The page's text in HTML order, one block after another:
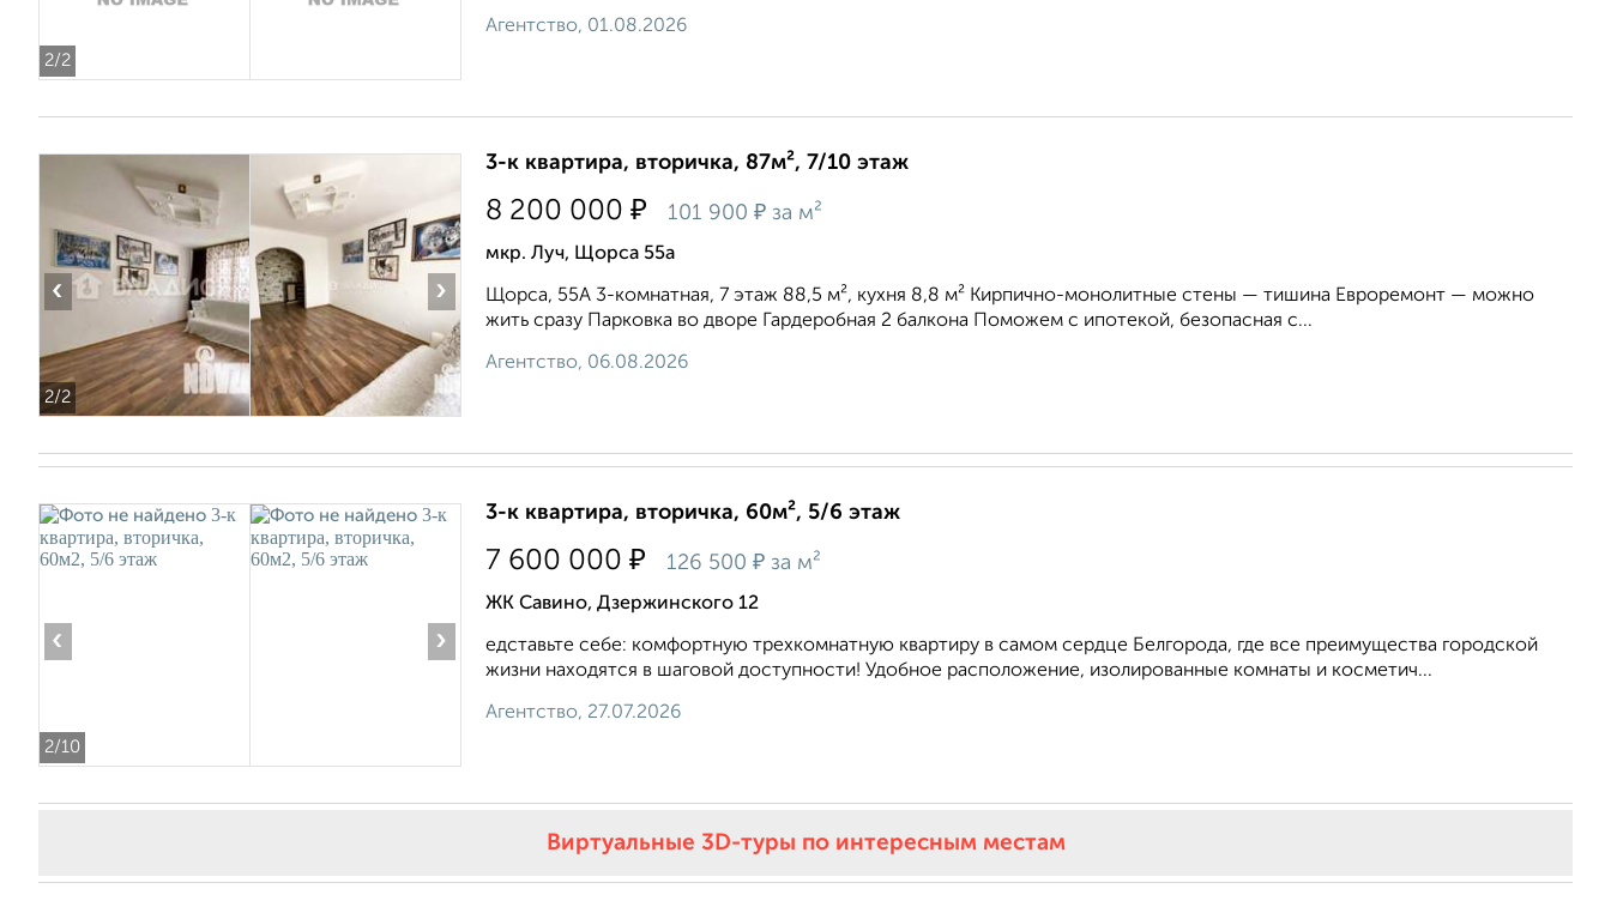
2/2
Агентство, 01.08.2026
2/2
‹ ›
3-к квартира, вторичка, 87м², 7/10 этаж
8 200 000 ₽ 101 900 ₽ за м²
мкр. Луч, Щорса 55а
Щорса, 55А 3-комнатная, 7 этаж 88,5 м², кухня 8,8 м² Кирпично-монолитные стены — тишина Евроремонт — можно
жить сразу Парковка во дворе Гардеробная 2 балкона Поможем с ипотекой, безопасная с...
Агентство, 06.08.2026
2/10
‹ ›
3-к квартира, вторичка, 60м², 5/6 этаж
7 600 000 ₽ 126 500 ₽ за м²
ЖК Савино, Дзержинского 12
едставьте себе: комфортную трехкомнатную квартиру в самом сердце Белгорода, где все преимущества городской
жизни находятся в шаговой доступности! Удобное расположение, изолированные комнаты и косметич...
Агентство, 27.07.2026
Виртуальные 3D-туры по интересным местам